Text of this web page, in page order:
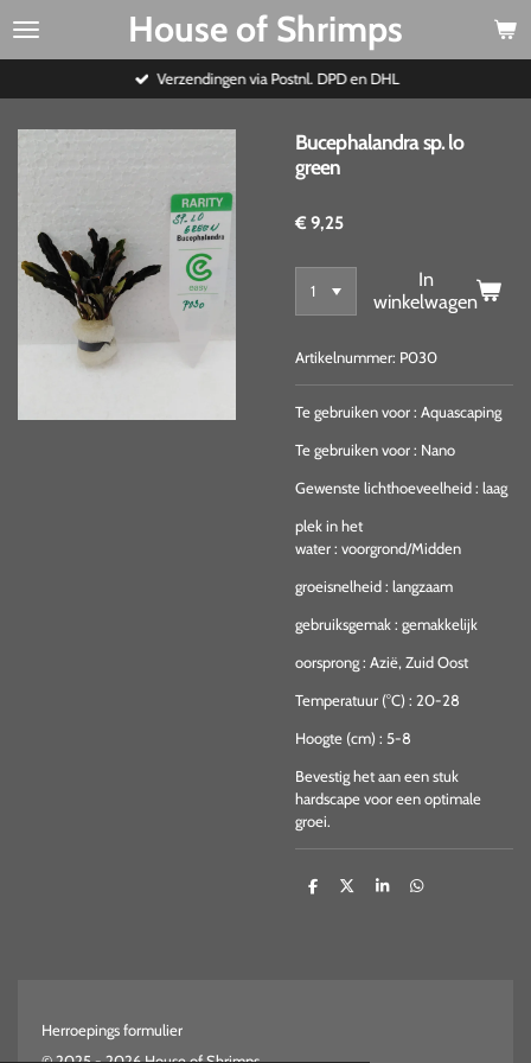
Ga
House of Shrimps
Verzendingen via Postnl. DPD en DHL
Bucephalandra sp. lo
green
€ 9,25
In
winkelwagen
Artikelnummer: P030
Te gebruiken voor: Aquascaping
Te gebruiken voor: Nano
Gewenste lichthoeveelheid: laag
plek in het
water: voorgrond/Midden
groeisnelheid: langzaam
gebruiksgemak: gemakkelijk
oorsprong: Azië, Zuid Oost
Temperatuur (°C) : 20-28
Hoogte (cm) : 5-8
Bevestig het aan een stuk
hardscape voor een optimale
groei.
D
D
S
D
Herroepings formulier